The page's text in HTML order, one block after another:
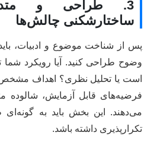
3. طراحی و
ساختارشکنی چالش‌ها
پس از شناخت موضوع و ادبیات،
وضوح طراحی کنید. آیا رویکرد
است یا تحلیل نظری؟ اهداف
فرضیه‌های قابل آزمایش، شالوده
می‌دهند. این بخش باید به
تکرارپذیری داشته باشد.